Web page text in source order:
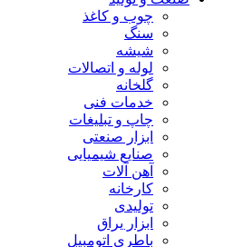
چوب و کاغذ
سنگ
شیشه
لوله و اتصالات
گلخانه
خدمات فنی
چاپ و تبلیغات
ابزار صنعتی
صنایع شیمیایی
آهن آلات
کارخانه
تولیدی
ابزار یراق
باطری اتومبیل